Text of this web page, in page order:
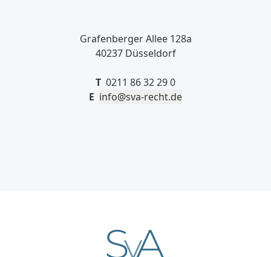
Grafenberger Allee 128a
40237 Düsseldorf
T 0211 86 32 29 0
E info@sva-recht.de